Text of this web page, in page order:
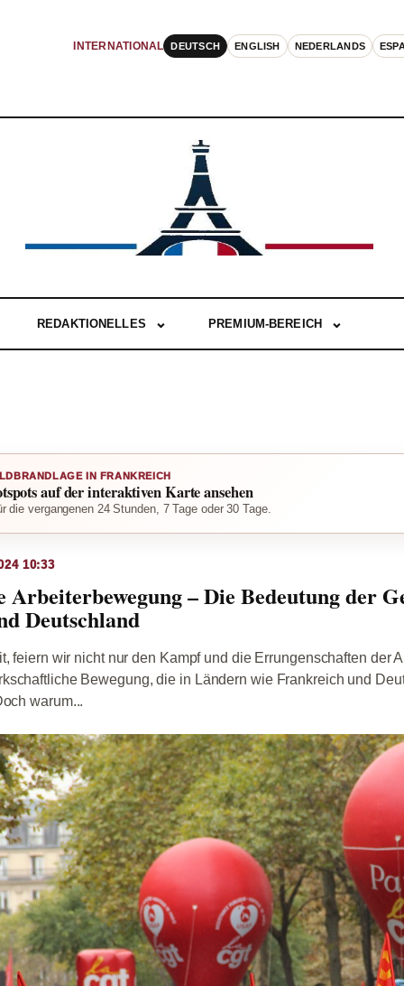
INTERNATIONAL DEUTSCH ENGLISH NEDERLANDS
REDAKTIONELLES PREMIUM-BEREICH
IN FRANKREICH
auf der interaktiven Karte ansehen
die vergangenen 24 Stunden, 7 Tage oder 30 Tage.
10:33
– Die Bedeutung der
Deutschland
feiern wir nicht nur den Kampf und die Errungenschaften der
Bewegung, die in Ländern wie Frankreich und
warum...